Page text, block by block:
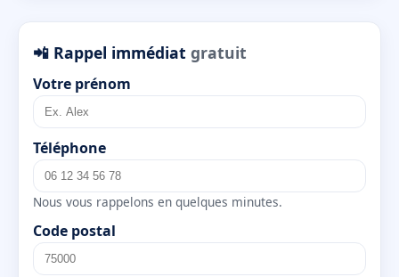
📲 Rappel immédiat gratuit
Votre prénom
Téléphone
Nous vous rappelons en quelques minutes.
Code postal